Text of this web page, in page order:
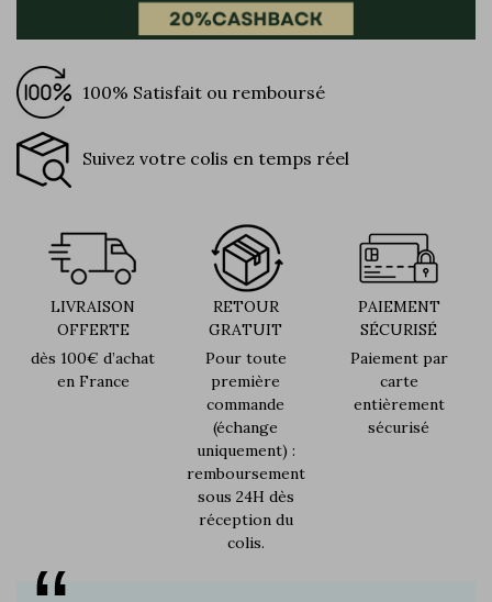
100% Satisfait ou remboursé
Suivez votre colis en temps réel
LIVRAISON
OFFERTE
dès 100€ d’achat
en France
RETOUR
GRATUIT
Pour toute
première
commande
(échange
uniquement) :
remboursement
sous 24H dès
réception du
colis.
PAIEMENT
SÉCURISÉ
Paiement par
carte
entièrement
sécurisé